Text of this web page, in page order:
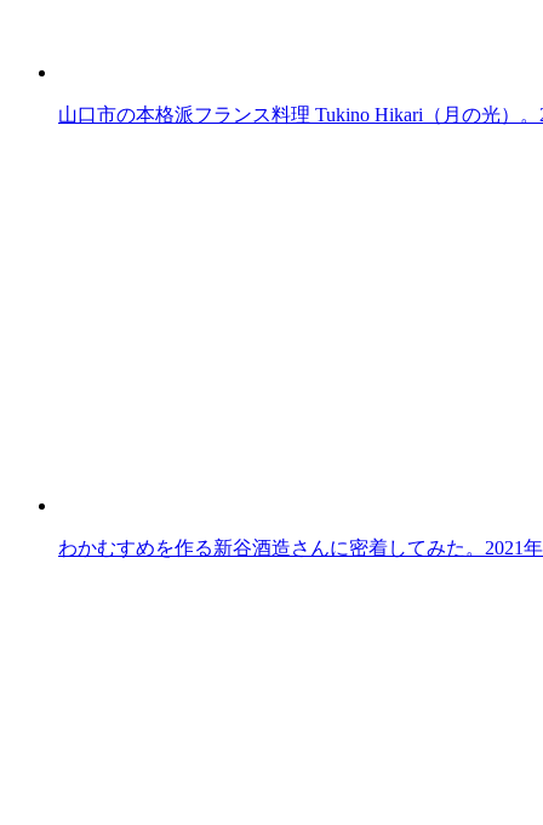
山口市の本格派フランス料理 Tukino Hikari（月の光）。
わかむすめを作る新谷酒造さんに密着してみた。 2021